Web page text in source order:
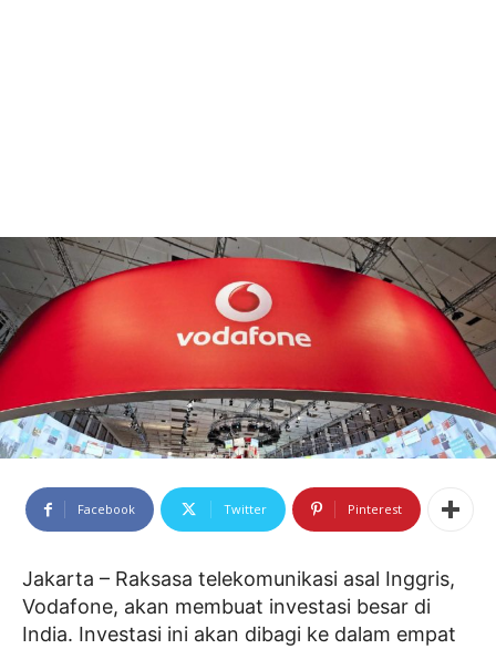
Facebook Twitter Pinterest
Jakarta – Raksasa telekomunikasi asal Inggris,
Vodafone, akan membuat investasi besar di
India. Investasi ini akan dibagi ke dalam empat